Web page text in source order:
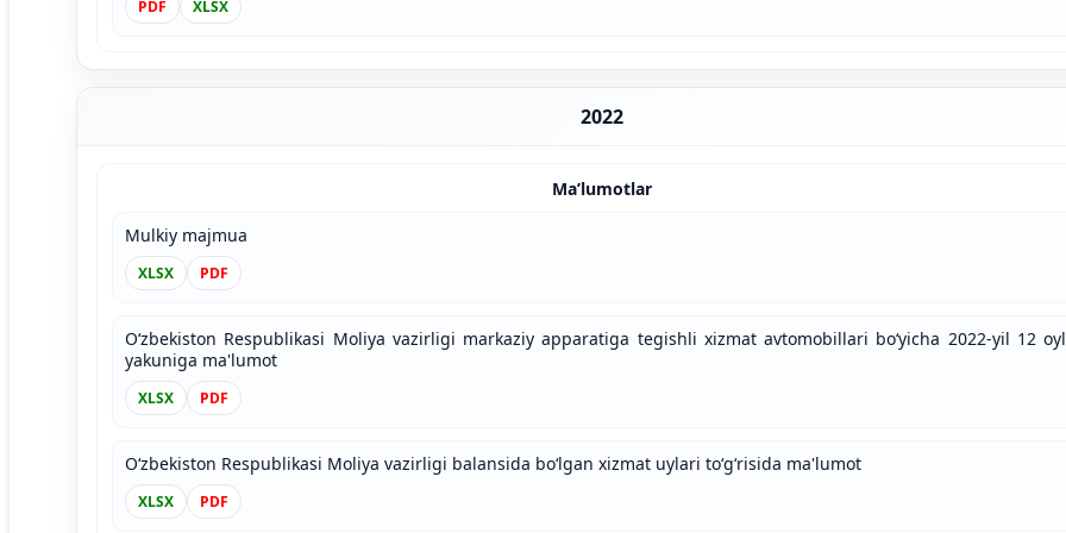
PDF XLSX
2022
Ma’lumotlar
Mulkiy majmua
XLSX PDF
O‘zbekiston Respublikasi Moliya vazirligi markaziy apparatiga tegishli xizmat avtomobillari bo‘yicha 2022-yil 12
yakuniga ma'lumot
XLSX PDF
O‘zbekiston Respublikasi Moliya vazirligi balansida bo‘lgan xizmat uylari to‘g‘risida ma'lumot
XLSX PDF